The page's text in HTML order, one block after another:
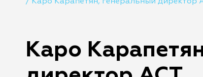
Каро